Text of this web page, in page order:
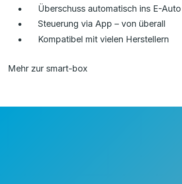
Überschuss automatisch ins E-
Steuerung via App – von überall
Kompatibel mit vielen Herstellern
Mehr zur smart-box